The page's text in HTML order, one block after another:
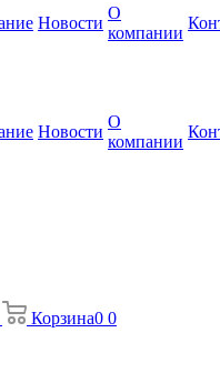
Новости
О
компании
Новости
О
компании
Корзина0 0